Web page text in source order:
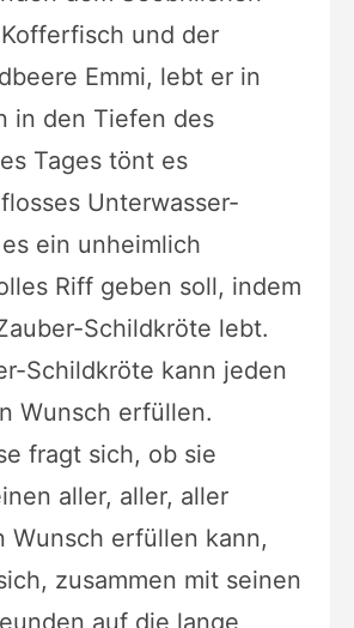
und der
Emmi, lebt er in
in den Tiefen des
Tages tönt es
Unterwasser-
ein unheimlich
Riff geben soll, indem
Schildkröte lebt.
Schildkröte kann jeden
Wunsch erfüllen.
fragt sich, ob sie
aller, aller, aller
Wunsch erfüllen kann,
zusammen mit seinen
auf die lange